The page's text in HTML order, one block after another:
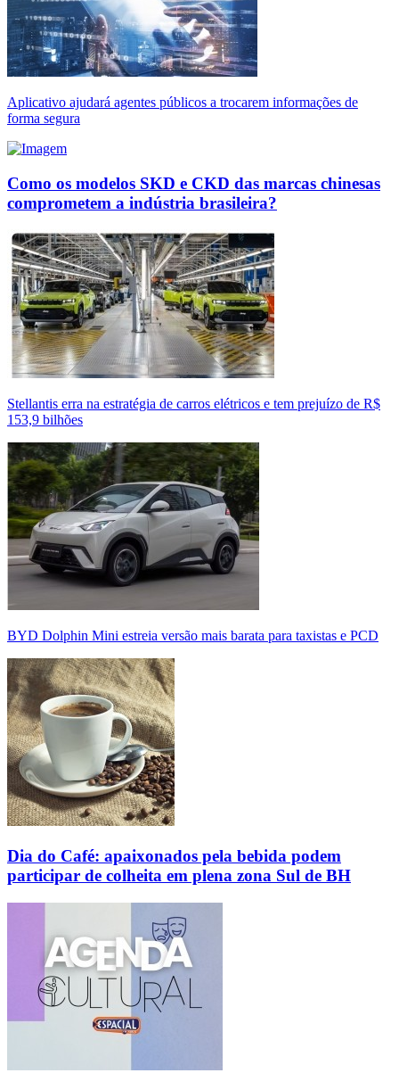
Aplicativo ajudará agentes públicos a trocarem informações de
forma segura
Como os modelos SKD e CKD das marcas chinesas
comprometem a indústria brasileira?
Stellantis erra na estratégia de carros elétricos e tem prejuízo de R$
153,9 bilhões
BYD Dolphin Mini estreia versão mais barata para taxistas e PCD
Dia do Café: apaixonados pela bebida podem
participar de colheita em plena zona Sul de BH